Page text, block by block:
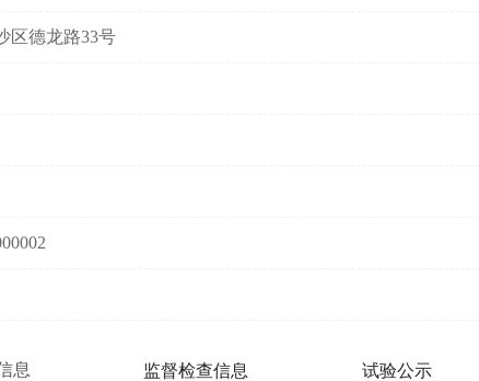
区德龙路33号
息 监督检查信息 试验公示